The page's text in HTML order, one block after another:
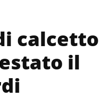
calcetto
il